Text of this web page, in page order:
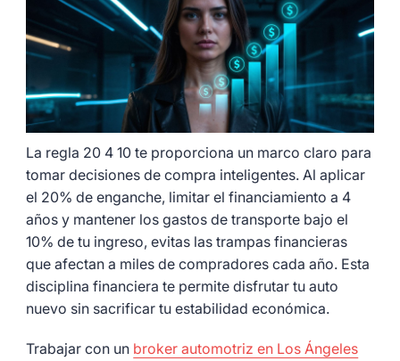
La regla 20 4 10 te proporciona un marco claro para
tomar decisiones de compra inteligentes. Al aplicar
el 20% de enganche, limitar el financiamiento a 4
años y mantener los gastos de transporte bajo el
10% de tu ingreso, evitas las trampas financieras
que afectan a miles de compradores cada año. Esta
disciplina financiera te permite disfrutar tu auto
nuevo sin sacrificar tu estabilidad económica.
Trabajar con un broker automotriz en Los Ángeles